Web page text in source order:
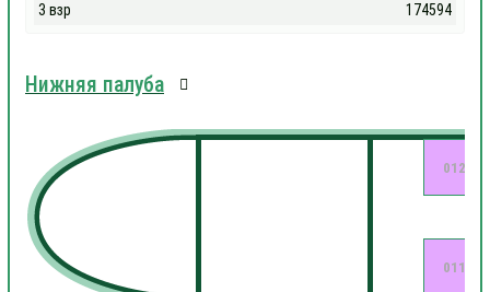
3 взр
174594
Нижняя палуба
011
012